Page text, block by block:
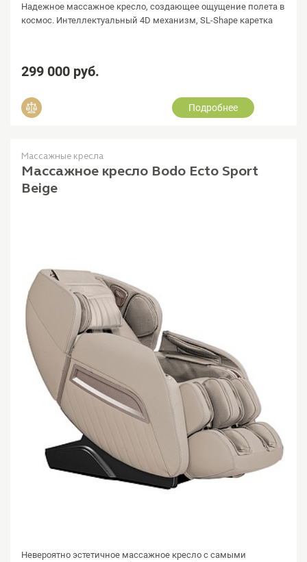
Надежное массажное кресло, создающее ощущение полета в
космос. Интеллектуальный 4D механизм, SL-Shape каретка
299 000 руб.
Подробнее
Массажные кресла
Массажное кресло Bodo Ecto Sport
Beige
Невероятно эстетичное массажное кресло с самыми